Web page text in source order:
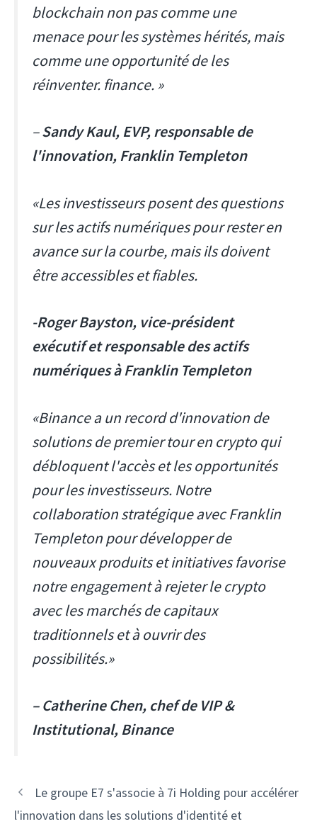
blockchain non pas comme une
menace pour les systèmes hérités, mais
comme une opportunité de les
réinventer. finance. »
–Sandy Kaul, EVP, responsable de
l'innovation, Franklin Templeton
«Les investisseurs posent des questions
sur les actifs numériques pour rester en
avance sur la courbe, mais ils doivent
être accessibles et fiables.
-Roger Bayston, vice-président
exécutif et responsable des actifs
numériques à Franklin Templeton
«Binance a un record d'innovation de
solutions de premier tour en crypto qui
débloquent l'accès et les opportunités
pour les investisseurs. Notre
collaboration stratégique avec Franklin
Templeton pour développer de
nouveaux produits et initiatives favorise
notre engagement à rejeter le crypto
avec les marchés de capitaux
traditionnels et à ouvrir des
possibilités.»
– Catherine Chen, chef de VIP &
Institutional, Binance
Navigation
des
Le groupe E7 s'associe à 7i Holding pour accélérer
l'innovation dans les solutions d'identité et